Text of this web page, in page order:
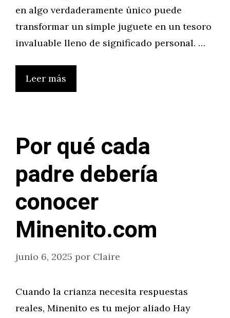
en algo verdaderamente único puede
transformar un simple juguete en un tesoro
invaluable lleno de significado personal. …
Leer más
Por qué cada
padre debería
conocer
Minenito.com
junio 6, 2025 por Claire
Cuando la crianza necesita respuestas
reales, Minenito es tu mejor aliado Hay